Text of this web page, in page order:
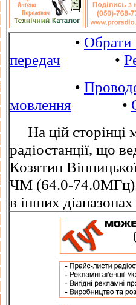
• Обрати
передач •
•
мовлення •
На цій сторінці
радіостанції, що
Козятин
ЧМ (64.0-74.0МГц).
в інших